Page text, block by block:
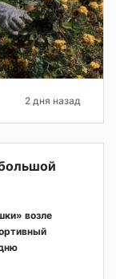
2 дня назад
возле